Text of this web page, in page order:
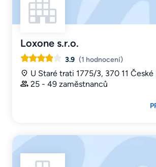
Loxone s.r.o.
3.9 (1 hodnocení)
U Staré trati 1775/3, 370 11
25 - 49 zaměstnanců